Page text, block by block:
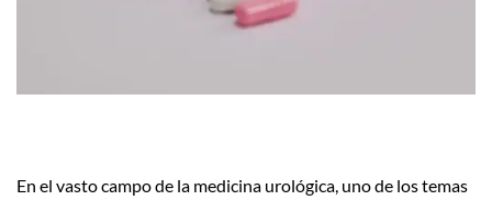
En el vasto campo de la medicina urológica, uno de los temas